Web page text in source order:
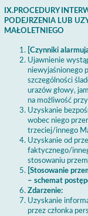
IX.PROCEDURY
PODEJRZENIA LUB
MAŁOLETNIEGO
[Czynniki
Ujawnienie
niewyjaśnionego
szczególności
urazów głowy,
na możliwość
Uzyskanie
wobec niego
trzeciej/innego
Uzyskanie od
faktycznego/
stosowaniu
[Stosowanie
– schemat
Zdarzenie:
Uzyskanie
przez członka